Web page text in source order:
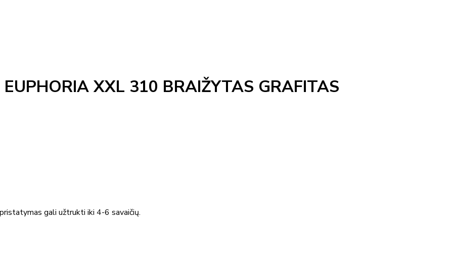
XXL 310 BRAIŽYTAS GRAFITAS
gali užtrukti iki 4-6 savaičių.